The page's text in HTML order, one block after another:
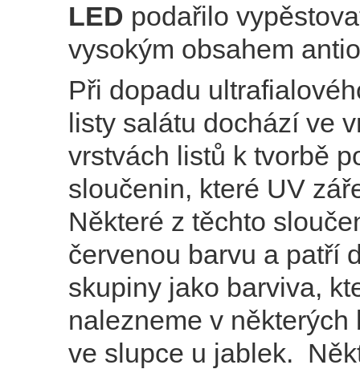
LED podařilo
vysokým obsahem
Při dopadu
listy salátu dochází ve
vrstvách listů k tvorbě
sloučenin, které UV
Některé z těchto
červenou barvu a patří
skupiny jako barviva,
nalezneme v některých
ve slupce u jablek.